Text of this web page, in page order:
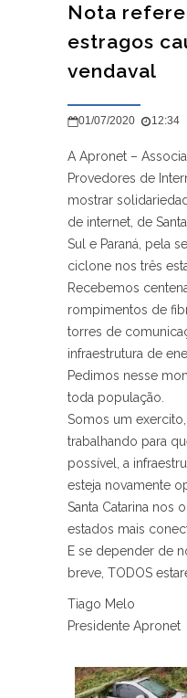
Nota
estragos
vendaval
01/07/2020 12:34
A Apronet –
Provedores de
mostrar
de internet, de
Sul e Paraná, pela
ciclone nos três
Recebemos
rompimentos de
torres de
infraestrutura de
Pedimos nesse
toda população.
Somos um
trabalhando para
possível, a
esteja novamente
Santa Catarina nos
estados mais
E se depender de
breve, TODOS
Tiago Melo
Presidente Apronet